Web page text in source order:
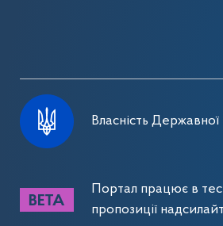
Власність
Портал працює в
пропозиції